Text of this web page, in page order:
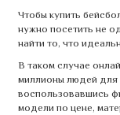
Чтобы купить
нужно посетить не
найти то, что
В таком случае
миллионы людей для
воспользовавшись
модели по цене,